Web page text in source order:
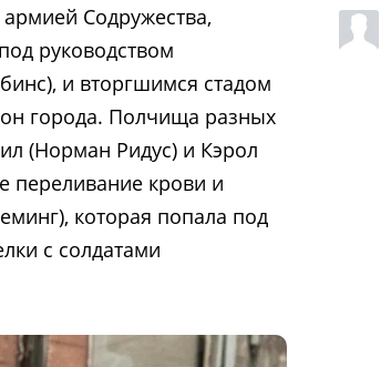
Содружества,
руководством
, и вторгшимся стадом
города. Полчища разных
(Норман Ридус) и Кэрол
переливание крови и
которая попала под
с солдатами